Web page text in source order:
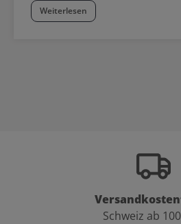
Weiterlesen
Schweiz ab